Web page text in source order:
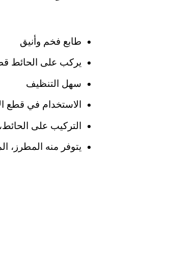
طابع فخم وأنيق
يركب على الحائط
سهل التنظيف
الاستخدام في قطع
التركيب على
يتوفر منه المطرز،